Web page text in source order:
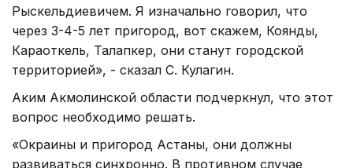
Рыскельдиевичем. Я изначально говорил, что
через 3-4-5 лет пригород, вот скажем, Коянды,
Караоткель, Талапкер, они станут городской
территорией», - сказал С. Кулагин.
Аким Акмолинской области подчеркнул, что этот
вопрос необходимо решать.
«Окраины и пригород Астаны, они должны
развиваться синхронно. В противном случае